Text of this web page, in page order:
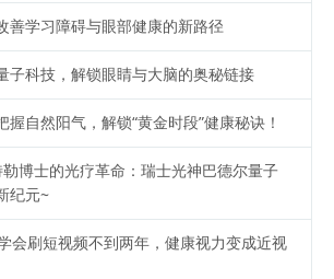
善学习障碍与眼部健康的新路径
子科技，解锁眼睛与大脑的奥秘链接
握自然阳气，解锁“黄金时段”健康秘诀！
勒博士的光疗革命：瑞士光神巴德尔量子
纪元~
会刷短视频不到两年，健康视力变成近视